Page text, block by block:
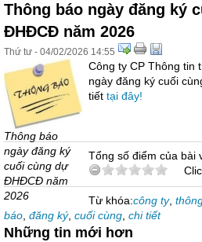
Thông báo ngày đăng ký
ĐHĐCĐ năm 2026
Thứ tư - 04/02/2026 14:55
Thông báo
ngày đăng ký
cuối cùng dự
ĐHĐCĐ năm
2026
Công ty CP Thông tin
ngày đăng ký cuối
tiết tại đây!
Tổng số điểm của bài
Từ khóa:công ty,
báo đăng ký, cuối cùng chi tiết
Những tin mới hơn